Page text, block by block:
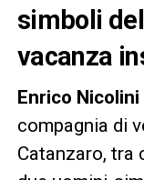
simboli
vacanza
Enrico Nicolini
compagnia di
Catanzaro, tra